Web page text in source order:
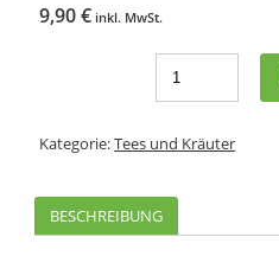
9,90€ inkl. MwSt.
Kategorie:Tees und Kräuter
BESCHREIBUNG